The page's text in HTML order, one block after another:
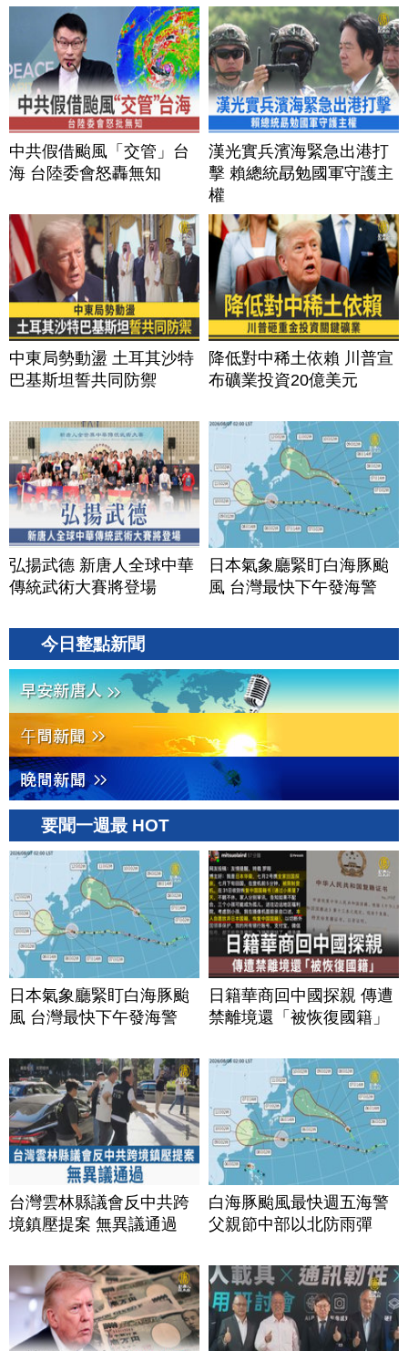
中共假借颱風「交管」台
海 台陸委會怒轟無知
漢光實兵濱海緊急出港打
擊 賴總統勗勉國軍守護主
權
中東局勢動盪 土耳其沙特
巴基斯坦誓共同防禦
降低對中稀土依賴 川普宣
布礦業投資20億美元
弘揚武德 新唐人全球中華
傳統武術大賽將登場
日本氣象廳緊盯白海豚颱
風 台灣最快下午發海警
今日整點新聞
要聞一週最 HOT
日本氣象廳緊盯白海豚颱
風 台灣最快下午發海警
日籍華商回中國探親 傳遭
禁離境還「被恢復國籍」
台灣雲林縣議會反中共跨
境鎮壓提案 無異議通過
白海豚颱風最快週五海警
父親節中部以北防雨彈